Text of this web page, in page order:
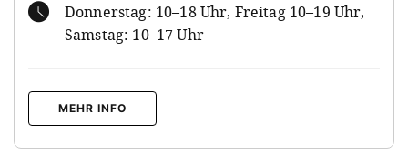
Donnerstag: 10–18 Uhr, Freitag 10–19 Uhr,
Samstag: 10–17 Uhr
MEHR INFO